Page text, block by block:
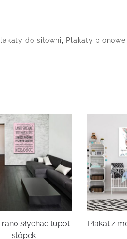
do siłowni Plakaty pionowe
rano słychać tupot
stópek
Plakat z